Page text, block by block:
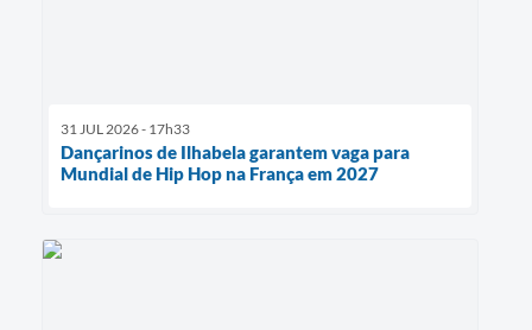
31 JUL 2026 - 17h33
Dançarinos de Ilhabela garantem vaga para
Mundial de Hip Hop na França em 2027